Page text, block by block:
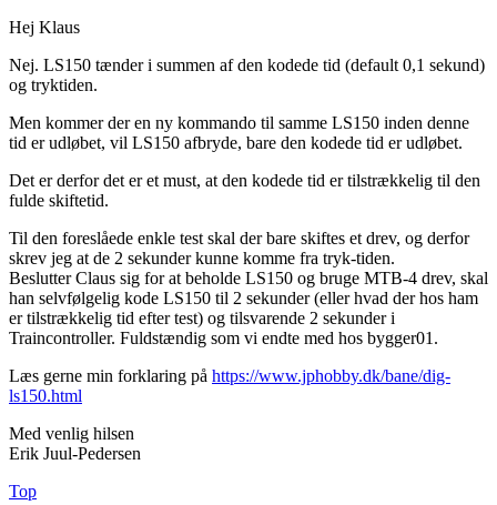
Hej Klaus
Nej. LS150 tænder i summen af den kodede tid (default 0,1 sekund)
og tryktiden.
Men kommer der en ny kommando til samme LS150 inden denne
tid er udløbet, vil LS150 afbryde, bare den kodede tid er udløbet.
Det er derfor det er et must, at den kodede tid er tilstrækkelig til den
fulde skiftetid.
Til den foreslåede enkle test skal der bare skiftes et drev, og derfor
skrev jeg at de 2 sekunder kunne komme fra tryk-tiden.
Beslutter Claus sig for at beholde LS150 og bruge MTB-4 drev, skal
han selvfølgelig kode LS150 til 2 sekunder (eller hvad der hos ham
er tilstrækkelig tid efter test) og tilsvarende 2 sekunder i
Traincontroller. Fuldstændig som vi endte med hos bygger01.
Læs gerne min forklaring på https://www.jphobby.dk/bane/dig-
ls150.html
Med venlig hilsen
Erik Juul-Pedersen
Top